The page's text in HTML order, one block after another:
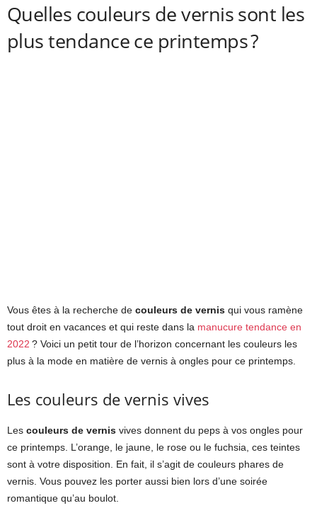
Quelles couleurs de vernis sont les
plus tendance ce printemps ?
Vous êtes à la recherche de couleurs de vernis qui vous ramène
tout droit en vacances et qui reste dans la manucure tendance en
2022 ? Voici un petit tour de l’horizon concernant les couleurs les
plus à la mode en matière de vernis à ongles pour ce printemps.
Les couleurs de vernis vives
Les couleurs de vernis vives donnent du peps à vos ongles pour
ce printemps. L’orange, le jaune, le rose ou le fuchsia, ces teintes
sont à votre disposition. En fait, il s’agit de couleurs phares de
vernis. Vous pouvez les porter aussi bien lors d’une soirée
romantique qu’au boulot.